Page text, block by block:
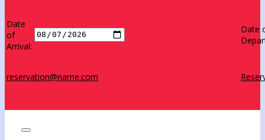
Date
of
Arrival:
Date
reservation@name.com